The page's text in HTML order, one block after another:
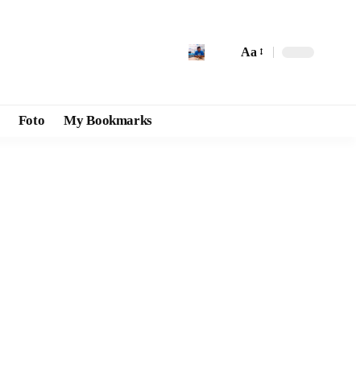
Aa
Foto My Bookmarks